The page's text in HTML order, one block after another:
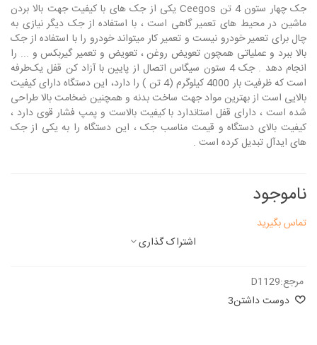
جک چهار ستون 4 تن Ceegos یکی از جک های با کیفیت جهت بالا بردن
ماشین در محیط های تعمیر گاهی است ، با استفاده از جک دیگر نیازی به
چال برای تعمیر خودرو نیست و تعمیر کار میتواند خودرو را با استفاده از جک
بالا ببرد و عملیاتی همچون تعویض روغن ، تعویض و تعمیر گیربکس و ... را
انجام دهد . جک 4 ستون سیگاس اتصال از پایین با آزاد کن قفل یک‌طرفه
است که ظرفیت بار 4000 کیلوگرم (4 تن ) را دارد، این دستگاه دارای کیفیت
بالایی است از بهترین مواد جهت ساخت بدنه و همچنین ضخامت بالا طراحی
شده است ، دارای قفل استاندارد با کیفیت بالاست و پمپ فشار قوی دارد ،
کیفیت بالای دستگاه و قیمت مناسب جک ، این دستگاه را به یکی از جک
های ایدآل تبدیل کرده است .
ناموجود
تماس بگیرید
اشتراک گذاری
مرجع:D1129
دوست داشتن3